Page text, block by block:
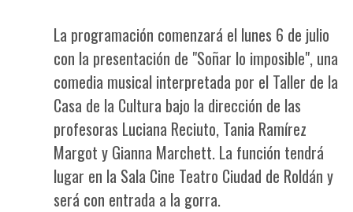
La programación comenzará el lunes 6 de julio
con la presentación de "Soñar lo imposible", una
comedia musical interpretada por el Taller de la
Casa de la Cultura bajo la dirección de las
profesoras Luciana Reciuto, Tania Ramírez
Margot y Gianna Marchett. La función tendrá
lugar en la Sala Cine Teatro Ciudad de Roldán y
será con entrada a la gorra.